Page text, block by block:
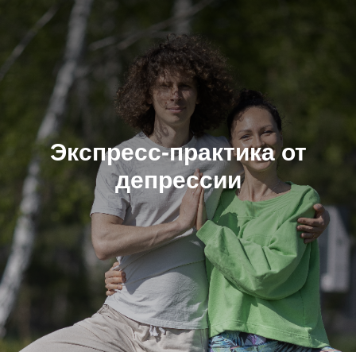
Экспресс-практика от
депрессии